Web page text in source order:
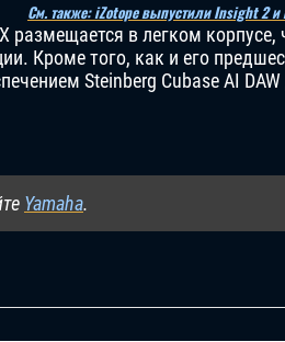
См. также: iZotope выпустили Insight 2
размещается в легком корпусе,
Кроме того, как и его
Steinberg Cubase AI
Yamaha.